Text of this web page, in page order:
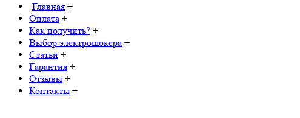
Главная +
Оплата +
Как получить? +
Выбор электрошокера +
Статьи +
Гарантия +
Отзывы +
Контакты +